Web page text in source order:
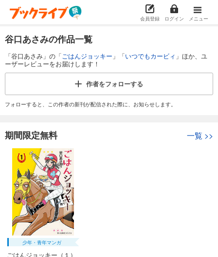
会員登録 ログイン メニュー
谷口あさみの作品一覧
「谷口あさみ」の「ごはんジョッキー 」「いつでもカービィ 」ほか、ユ
ーザーレビューをお届けします！
作者をフォローする
フォローすると、この作者の新刊が配信された際に、お知らせします。
期間限定無料 一覧 >>
少年・青年マンガ
ごはんジョッキー（１）